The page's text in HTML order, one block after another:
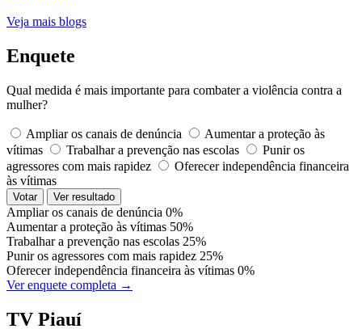
Veja mais blogs
Enquete
Qual medida é mais importante para combater a violência contra a
mulher?
Ampliar os canais de denúncia
Aumentar a proteção às
vítimas
Trabalhar a prevenção nas escolas
Punir os
agressores com mais rapidez
Oferecer independência financeira
às vítimas
Votar Ver resultado
Ampliar os canais de denúncia 0%
Aumentar a proteção às vítimas 50%
Trabalhar a prevenção nas escolas 25%
Punir os agressores com mais rapidez 25%
Oferecer independência financeira às vítimas 0%
Ver enquete completa →
TV Piauí